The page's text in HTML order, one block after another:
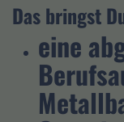
Das bringst
eine